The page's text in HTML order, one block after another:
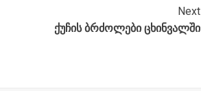
Next
ქუჩის ბრძოლები ცხინვალში